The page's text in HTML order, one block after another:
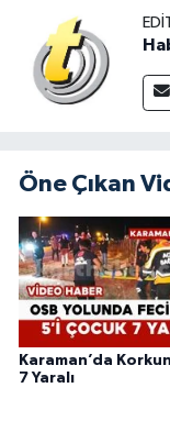
Öne Çıkan
Karaman’da
7 Yaralı